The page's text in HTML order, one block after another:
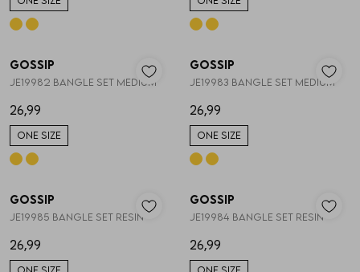
1/2
Gossip
JE19982 BANGLE SET MEDIUM
26,99
ONE SIZE
1/2
Gossip
JE19983 BANGLE SET MEDIUM
26,99
ONE SIZE
1/2
Gossip
JE19985 BANGLE SET RESIN
26,99
1/2
Gossip
JE19984 BANGLE SET RESIN
26,99